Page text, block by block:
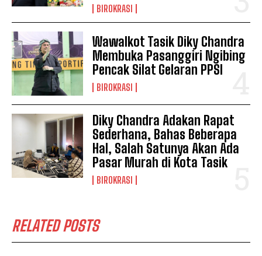
BIROKRASI
Wawalkot Tasik Diky Chandra
Membuka Pasanggiri Ngibing
Pencak Silat Gelaran PPSI
BIROKRASI
Diky Chandra Adakan Rapat
Sederhana, Bahas Beberapa
Hal, Salah Satunya Akan Ada
Pasar Murah di Kota Tasik
BIROKRASI
RELATED POSTS